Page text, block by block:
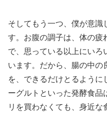
そしてもう一つ、僕が意識
す。お腹の調子は、体の疲
で、思っている以上にいろ
います。だから、腸の中の
を、できるだけとるように
ーグルトといった発酵食品
リを買わなくても、身近な